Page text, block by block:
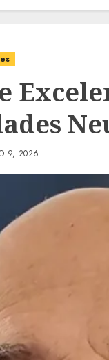
9, 2026